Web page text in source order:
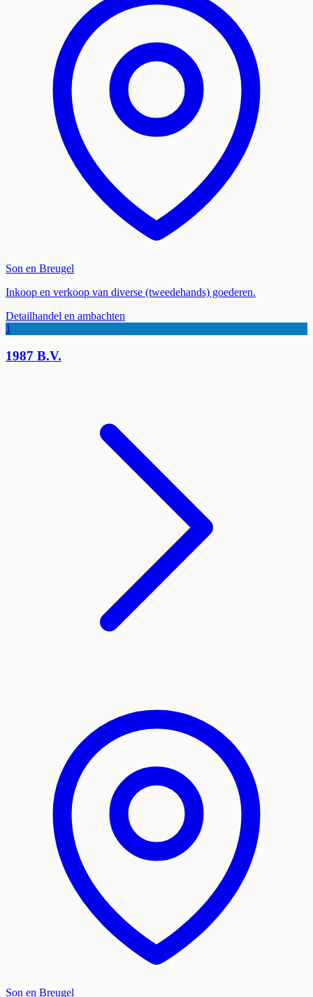
Son en Breugel
Inkoop en verkoop van diverse (tweedehands) goederen.
Detailhandel en ambachten
1
1987 B.V.
Son en Breugel